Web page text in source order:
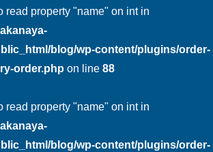
read property "name" on int in
blog/wp-content/plugins/order-
order.php on line 88
read property "name" on int in
blog/wp-content/plugins/order-